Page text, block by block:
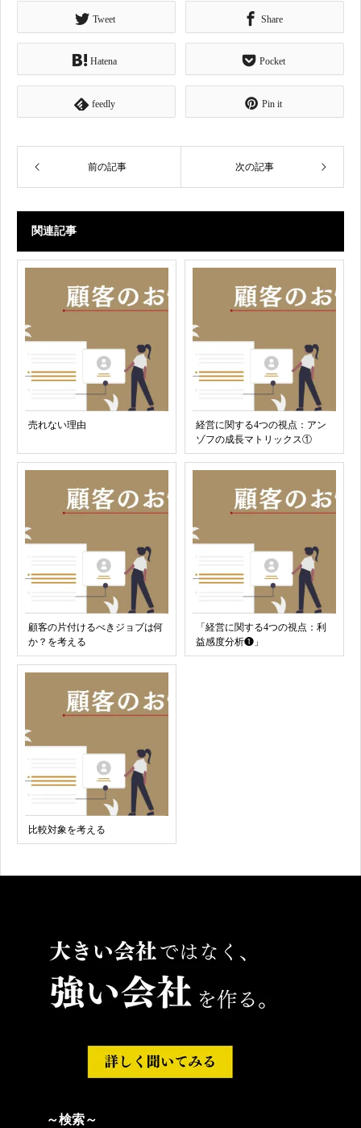
Tweet Share
Hatena Pocket
feedly Pin it
前の記事 次の記事
関連記事
売れない理由
経営に関する4つの視点：アン
ゾフの成長マトリックス①
顧客の片付けるべきジョブは何
か？を考える
「経営に関する4つの視点：利
益感度分析❶」
比較対象を考える
～検索～